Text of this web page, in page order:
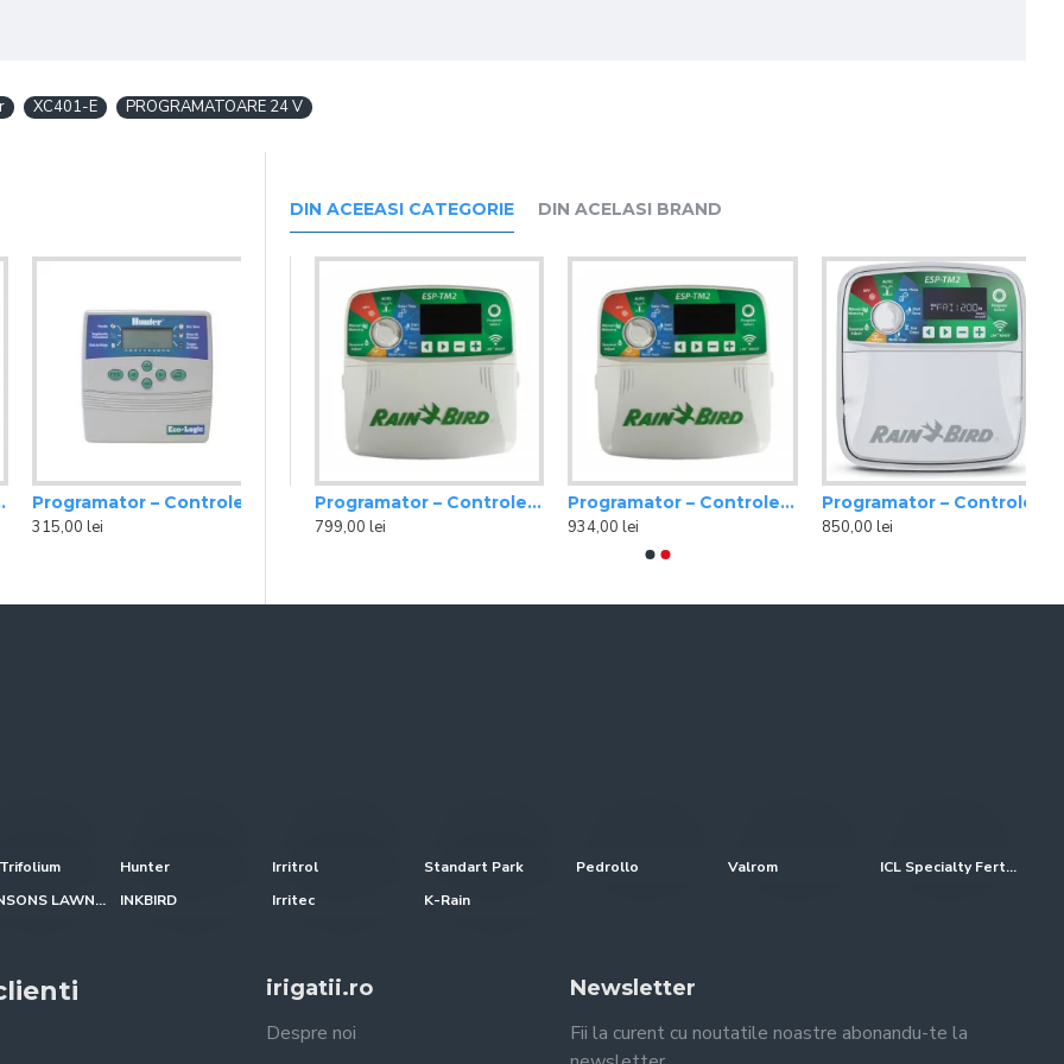
XC401-E PROGRAMATOARE 24 V
Programator – Controler ELC-401i-E 4 zone interior Hunter
315,00 lei
DIN ACEEASI CATEGORIE DIN ACELASI BRAND
interior Rain Bird
655,00 lei
Programator – Controler ESP-TM2 8 Zone interior Rain Bird
799,00 lei
Programator – Controler ESP-TM2 12 Zone interior Rain Bird
934,00 lei
Programator – Controler ESP-TM2 4 Zone exterior Rain Bird
850,00 lei
Hunter Irritrol Standart Park Pedrollo Valrom
ICL Specialty Fertilizers (Everris-Scotts)
JOHNSONS LAWN SEED INKBIRD Irritec K-Rain
irigatii.ro
Despre noi
Newsletter
Fii la curent cu noutatile noastre abonandu-te la